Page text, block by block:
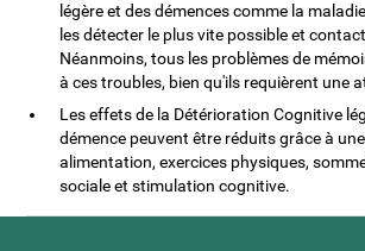
légère et des démences comme la
les détecter le plus vite possible et
Néanmoins, tous les problèmes de
à ces troubles, bien qu'ils requièrent une
Les effets de la Détérioration Cognitive
démence peuvent être réduits grâce à
alimentation, exercices physiques,
sociale et stimulation cognitive.